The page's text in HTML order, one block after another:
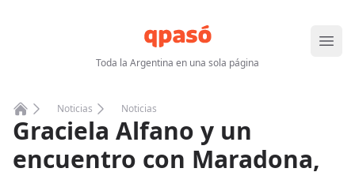
Toda la Argentina en una sola página
Abrir
Home
Noticias Noticias
Graciela Alfano y un
encuentro con Maradona,